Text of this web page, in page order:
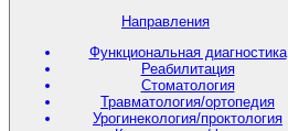
Направления
Функциональная диагностика
Реабилитация
Стоматология
Травматология/ортопедия
Урогинекология/проктология